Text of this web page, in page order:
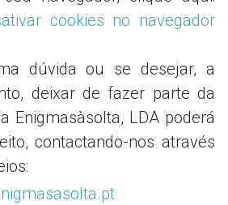
cookies no navegador
dúvida ou se desejar, a
deixar de fazer parte da
Enigmasàsolta, LDA poderá
contactando-nos através